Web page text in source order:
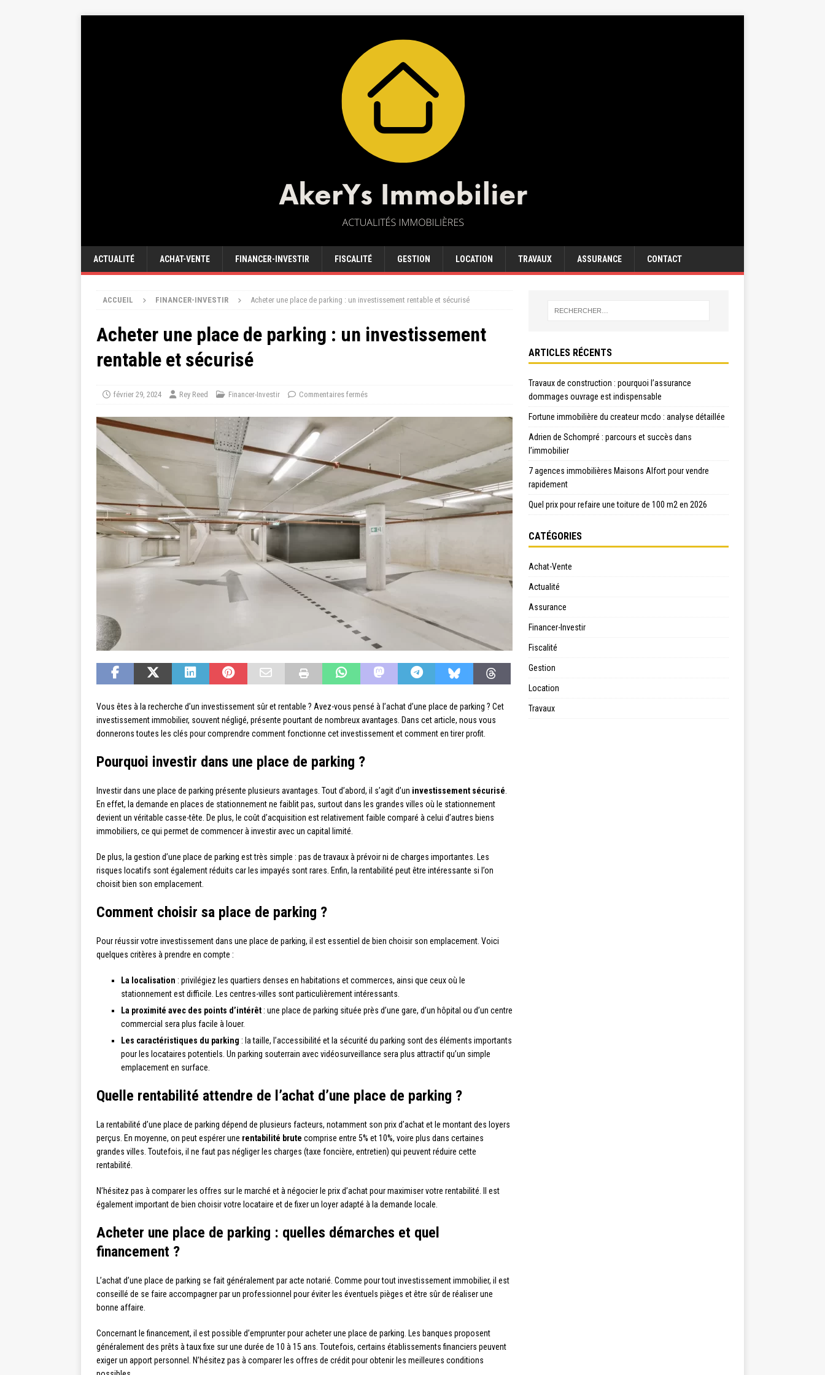
ACTUALITÉ ACHAT-VENTE FINANCER-INVESTIR FISCALITÉ GESTION LOCATION TRAVAUX ASSURANCE CONTACT
ACCUEIL FINANCER-INVESTIR Acheter une place de parking : un investissement rentable et sécurisé
Acheter une place de parking : un investissement
rentable et sécurisé
février 29, 2024 Rey Reed Financer-Investir Commentaires fermés
Vous êtes à la recherche d’un investissement sûr et rentable ? Avez-vous pensé à l’achat d’une place de parking ? Cet
investissement immobilier, souvent négligé, présente pourtant de nombreux avantages. Dans cet article, nous vous
donnerons toutes les clés pour comprendre comment fonctionne cet investissement et comment en tirer profit.
Pourquoi investir dans une place de parking ?
Investir dans une place de parking présente plusieurs avantages. Tout d’abord, il s’agit d’un investissement sécurisé
En effet, la demande en places de stationnement ne faiblit pas, surtout dans les grandes villes où le stationnement
devient un véritable casse-tête. De plus, le coût d’acquisition est relativement faible comparé à celui d’autres biens
immobiliers, ce qui permet de commencer à investir avec un capital limité.
De plus, la gestion d’une place de parking est très simple : pas de travaux à prévoir ni de charges importantes. Les
risques locatifs sont également réduits car les impayés sont rares. Enfin, la rentabilité peut être intéressante si l’on
choisit bien son emplacement.
Comment choisir sa place de parking ?
Pour réussir votre investissement dans une place de parking, il est essentiel de bien choisir son emplacement. Voici
quelques critères à prendre en compte :
La localisation : privilégiez les quartiers denses en habitations et commerces, ainsi que ceux où le
stationnement est difficile. Les centres-villes sont particulièrement intéressants.
La proximité avec des points d’intérêt : une place de parking située près d’une gare, d’un hôpital ou d’un centre
commercial sera plus facile à louer.
Les caractéristiques du parking : la taille, l’accessibilité et la sécurité du parking sont des éléments importants
pour les locataires potentiels. Un parking souterrain avec vidéosurveillance sera plus attractif qu’un simple
emplacement en surface.
Quelle rentabilité attendre de l’achat d’une place de parking ?
La rentabilité d’une place de parking dépend de plusieurs facteurs, notamment son prix d’achat et le montant des loyers
perçus. En moyenne, on peut espérer une rentabilité brute comprise entre 5% et 10%, voire plus dans certaines
grandes villes. Toutefois, il ne faut pas négliger les charges (taxe foncière, entretien) qui peuvent réduire cette
rentabilité.
N’hésitez pas à comparer les offres sur le marché et à négocier le prix d’achat pour maximiser votre rentabilité. Il est
également important de bien choisir votre locataire et de fixer un loyer adapté à la demande locale.
Acheter une place de parking : quelles démarches et quel
financement ?
L’achat d’une place de parking se fait généralement par acte notarié. Comme pour tout investissement immobilier, il est
conseillé de se faire accompagner par un professionnel pour éviter les éventuels pièges et être sûr de réaliser une
bonne affaire.
Concernant le financement, il est possible d’emprunter pour acheter une place de parking. Les banques proposent
généralement des prêts à taux fixe sur une durée de 10 à 15 ans. Toutefois, certains établissements financiers peuvent
exiger un apport personnel. N’hésitez pas à comparer les offres de crédit pour obtenir les meilleures conditions
ARTICLES RÉCENTS
Travaux de construction : pourquoi l’assurance
dommages ouvrage est indispensable
Fortune immobilière du createur mcdo : analyse détaillée
Adrien de Schompré : parcours et succès dans
l’immobilier
7 agences immobilières Maisons Alfort pour vendre
rapidement
Quel prix pour refaire une toiture de 100 m2 en 2026
CATÉGORIES
Achat-Vente
Actualité
Assurance
Financer-Investir
Fiscalité
Gestion
Location
Travaux